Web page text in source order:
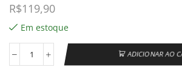
R$119,90
Em estoque
ADICIONAR AO